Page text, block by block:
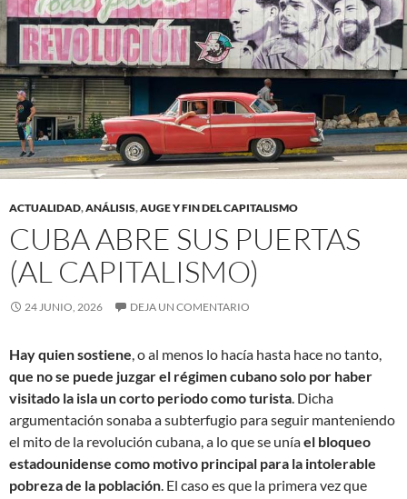
ACTUALIDAD,ANÁLISIS,AUGE Y FIN DEL CAPITALISMO
CUBA ABRE SUS PUERTAS
(AL CAPITALISMO)
24 JUNIO, 2026 DEJA UN COMENTARIO
Hay quien sostiene, o al menos lo hacía hasta hace no tanto,
que no se puede juzgar el régimen cubano solo por haber
visitado la isla un corto periodo como turista. Dicha
argumentación sonaba a subterfugio para seguir manteniendo
el mito de la revolución cubana, a lo que se uníael bloqueo
estadounidense como motivo principal para la intolerable
pobreza de la población. El caso es que la primera vez que